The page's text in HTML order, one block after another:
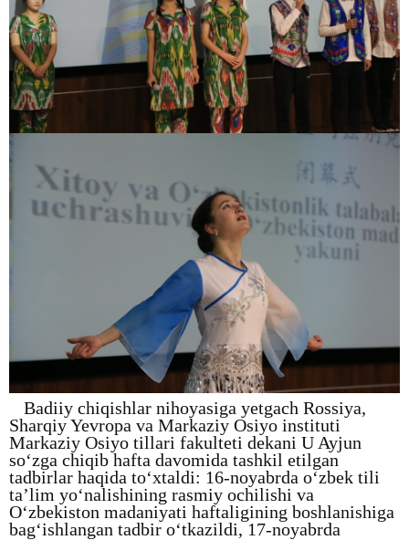
Badiiy chiqishlar nihoyasiga yetgach Rossiya,
Sharqiy Yevropa va Markaziy Osiyo instituti
Markaziy Osiyo tillari fakulteti dekani U Ayjun
so‘zga chiqib hafta davomida tashkil etilgan
tadbirlar haqida to‘xtaldi: 16-noyabrda o‘zbek tili
ta’lim yo‘nalishining rasmiy ochilishi va
O‘zbekiston madaniyati haftaligining boshlanishiga
bag‘ishlangan tadbir o‘tkazildi, 17-noyabrda